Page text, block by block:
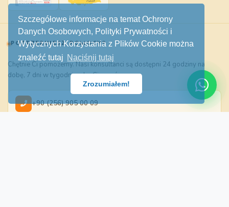
Szczegółowe informacje na temat Ochrony
Danych Osobowych, Polityki Prywatności i
Wytycznych Korzystania z Plików Cookie można
znaleźć tutaj Naciśnij tutaj
Zrozumiałem!
POTRZEBUJESZ POMOCY?
Chętnie Ci pomożemy. Nasi konsultanci są dostępni 24 godziny na
dobę, 7 dni w tygodniu, aby Ci pomóc.
+90 (256) 905 00 09